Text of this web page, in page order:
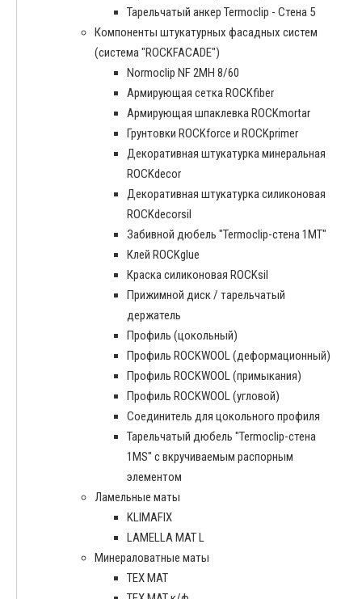
Тарельчатый анкер Termoclip - Стена 5
Компоненты штукатурных фасадных систем
(система "ROCKFACADE")
Normoclip NF 2MH 8/60
Армирующая сетка ROCKfiber
Армирующая шпаклевка ROCKmortar
Грунтовки ROCKforce и ROCKprimer
Декоративная штукатурка минеральная
ROCKdecor
Декоративная штукатурка силиконовая
ROCKdecorsil
Забивной дюбель "Termoclip-стена 1MT"
Клей ROCKglue
Краска силиконовая ROCKsil
Прижимной диск / тарельчатый
держатель
Профиль (цокольный)
Профиль ROCKWOOL (деформационный)
Профиль ROCKWOOL (примыкания)
Профиль ROCKWOOL (угловой)
Соединитель для цокольного профиля
Тарельчатый дюбель "Termoclip-стена
1MS" с вкручиваемым распорным
элементом
Ламельные маты
KLIMAFIX
LAMELLA MAT L
Минераловатные маты
ТЕХ МАТ